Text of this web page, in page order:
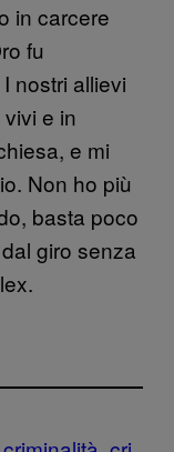
in carcere
fu
nostri allievi
e in
e mi
Non ho più
basta poco
giro senza